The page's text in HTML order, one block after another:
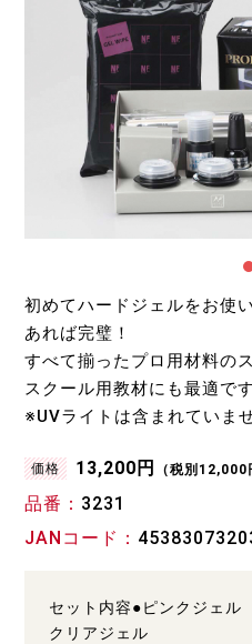
初めてハードジェルをお使
あれば完璧！
すべて揃ったプロ用材料の
スクール用教材にも最適です
※UVライトは含まれていませ
価格 13,200円 （税別12,000
品番
3231
JANコード
セット内容●ピンクジェル
クリアジェル